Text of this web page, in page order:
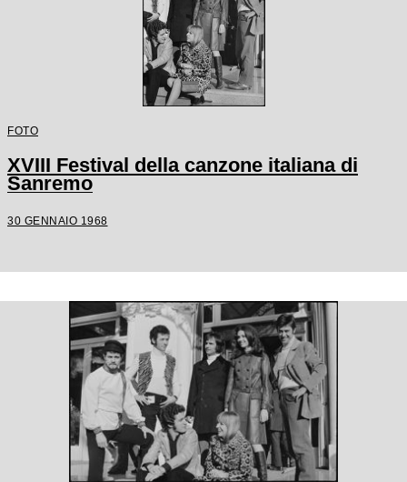
FOTO
XVIII Festival della canzone italiana di
Sanremo
30 GENNAIO 1968